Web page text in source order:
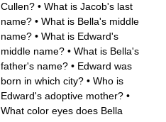
Cullen? • What is Jacob's last
name? • What is Bella's middle
name? • What is Edward's
middle name? • What is Bella's
father's name? • Edward was
born in which city? • Who is
Edward's adoptive mother? •
What color eyes does Bella